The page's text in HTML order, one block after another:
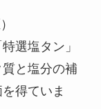
選塩タン」
と塩分の補
得ていま